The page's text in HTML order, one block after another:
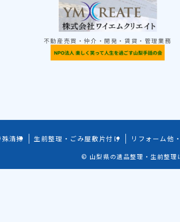
不動産売買・仲介・開発・賃貸・管理業務
清掃 生前整理・ごみ屋敷片付け リフォーム他
© 山梨県の遺品整理・生前整